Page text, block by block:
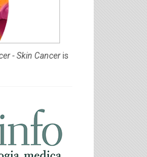
- Skin Canceris